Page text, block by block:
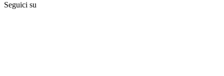
Seguici su